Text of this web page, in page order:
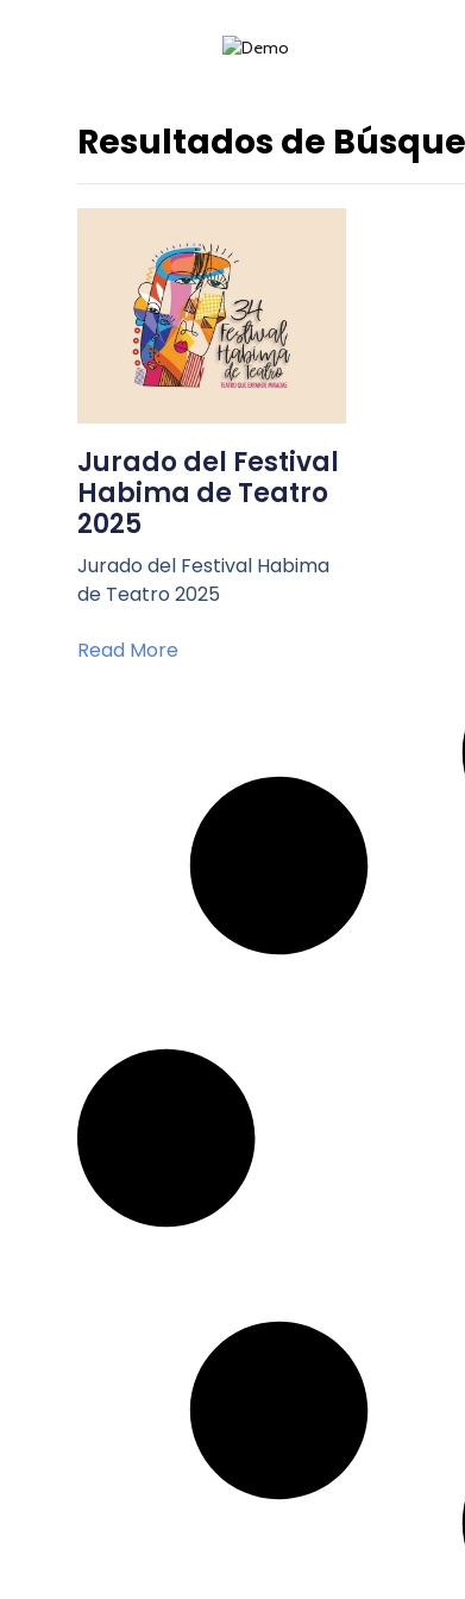
Resultados de
Jurado del Festival
Habima de Teatro
2025
Jurado del Festival Habima
de Teatro 2025
Read More